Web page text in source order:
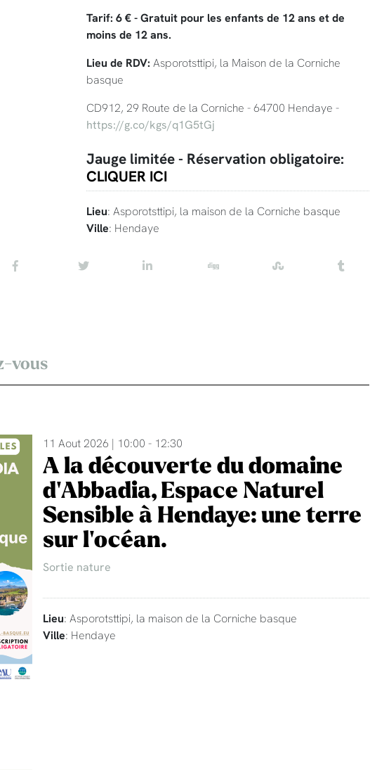
Tarif: 6 € - Gratuit pour les enfants de 12 ans et de
moins de 12 ans.
Lieu de RDV: Asporotsttipi, la Maison de la Corniche
basque
CD912, 29 Route de la Corniche - 64700 Hendaye -
https://g.co/kgs/q1G5tGj
Jauge limitée - Réservation obligatoire:
CLIQUER ICI
Lieu: Asporotsttipi, la maison de la Corniche basque
Ville: Hendaye
vous
11 Aout 2026 | 10:00 - 12:30
A la découverte du domaine
d'Abbadia, Espace Naturel
Sensible à Hendaye: une terre
sur l'océan.
Sortie nature
Lieu: Asporotsttipi, la maison de la Corniche basque
Ville: Hendaye